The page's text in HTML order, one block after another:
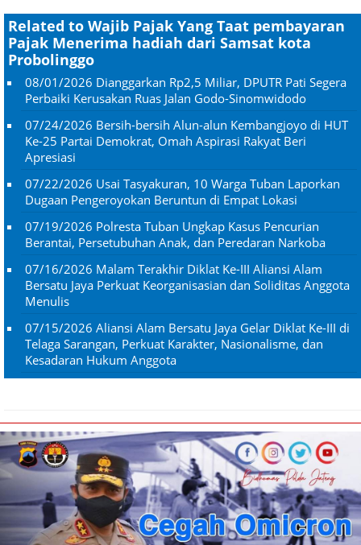
Related to Wajib Pajak Yang Taat pembayaran
Pajak Menerima hadiah dari Samsat kota
Probolinggo
08/01/2026 Dianggarkan Rp2,5 Miliar, DPUTR Pati Segera
Perbaiki Kerusakan Ruas Jalan Godo-Sinomwidodo
07/24/2026 Bersih-bersih Alun-alun Kembangjoyo di HUT
Ke-25 Partai Demokrat, Omah Aspirasi Rakyat Beri
Apresiasi
07/22/2026 Usai Tasyakuran, 10 Warga Tuban Laporkan
Dugaan Pengeroyokan Beruntun di Empat Lokasi
07/19/2026 Polresta Tuban Ungkap Kasus Pencurian
Berantai, Persetubuhan Anak, dan Peredaran Narkoba
07/16/2026 Malam Terakhir Diklat Ke-III Aliansi Alam
Bersatu Jaya Perkuat Keorganisasian dan Soliditas Anggota
Menulis
07/15/2026 Aliansi Alam Bersatu Jaya Gelar Diklat Ke-III di
Telaga Sarangan, Perkuat Karakter, Nasionalisme, dan
Kesadaran Hukum Anggota